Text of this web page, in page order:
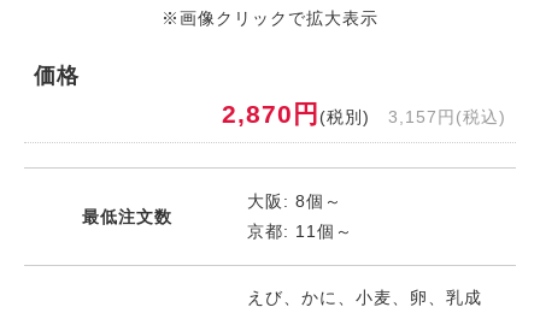
※画像クリックで拡大表示
価格
2,870円 (税別) 3,157円(税込)
最低注文数
大阪: 8個～
京都: 11個～
えび、かに、小麦、卵、乳成